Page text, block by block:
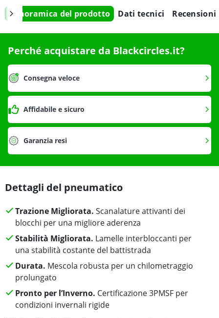
Panoramica del prodotto Dati tecnici Recensioni
Perché acquistare da Blackcircles.it?
Consegna veloce
Affidabile e sicuro
Garanzia resi
Dettagli del pneumatico
Trazione Migliorata. Scanalature attivanti dei
blocchi per una migliore aderenza
Stabilità Migliorata. Lamelle interbloccanti per
una stabilità costante del battistrada
Durata. Mescola robusta per un chilometraggio
prolungato
Pronto per l’Inverno. Certificazione 3PMSF per
condizioni invernali rigide